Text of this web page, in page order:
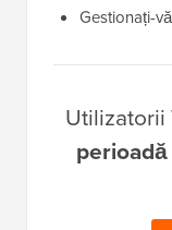
Gestionați-